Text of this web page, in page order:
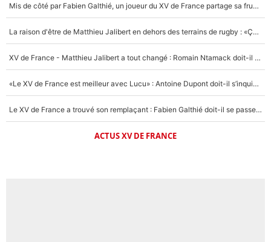
Mis de côté par Fabien Galthié, un joueur du XV de France partage sa frustration : «ils ne me l’ont pas dit tout de suite»
La raison d'être de Matthieu Jalibert en dehors des terrains de rugby : «Ça m'atteint autant que si tu touches à un membre de ma famille»
XV de France - Matthieu Jalibert a tout changé : Romain Ntamack doit-il s’inquiéter pour sa place à un an de la Coupe du monde ?
«Le XV de France est meilleur avec Lucu» : Antoine Dupont doit-il s’inquiéter pour sa place ?
Le XV de France a trouvé son remplaçant : Fabien Galthié doit-il se passer d'Antoine Dupont ?
ACTUS XV DE FRANCE